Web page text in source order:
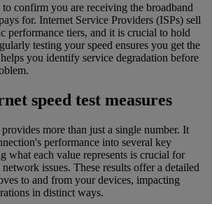
confirm you are receiving the broadband
for. Internet Service Providers (ISPs) sell
performance tiers, and it is crucial to hold
testing your speed ensures you get the
you identify service degradation before
speed test measures
more than just a single number. It
performance into several key
what each value represents is crucial for
issues. These results offer a detailed
to and from your devices, impacting
in distinct ways.